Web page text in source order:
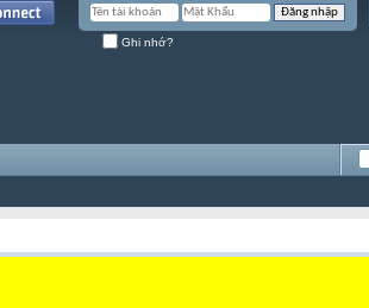
Ghi nhớ?